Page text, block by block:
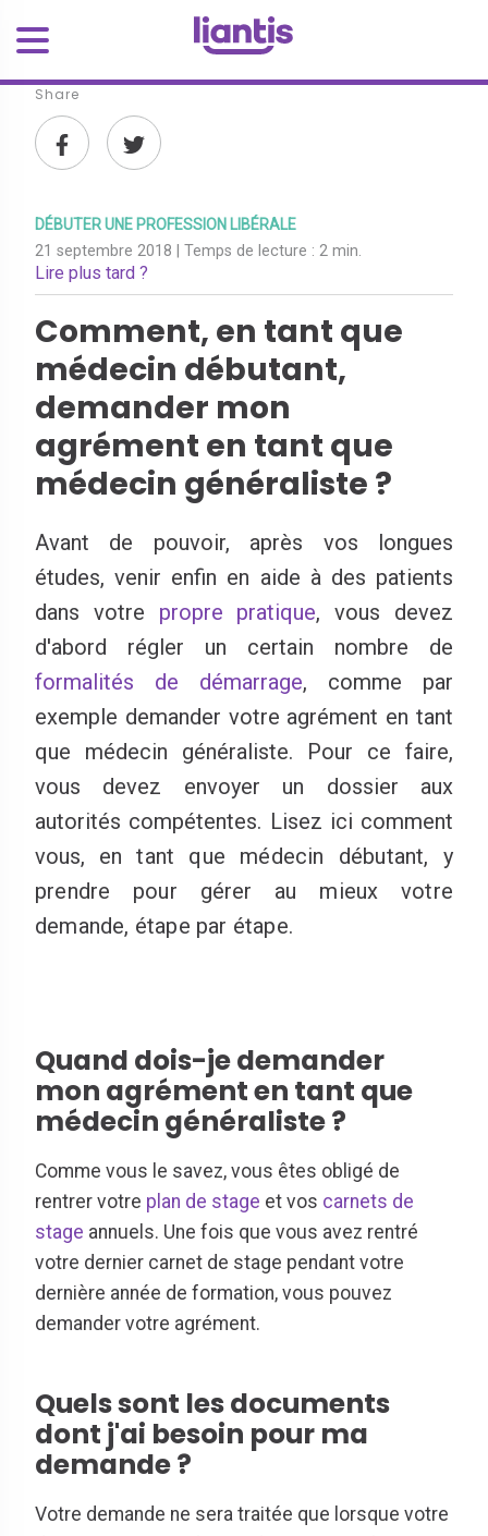
Share
DÉBUTER UNE PROFESSION LIBÉRALE
21 septembre 2018 | Temps de lecture : 2 min.
Lire plus tard ?
Comment, en tant que
médecin débutant,
demander mon
agrément en tant que
médecin généraliste ?
Avant de pouvoir, après vos longues
études, venir enfin en aide à des patients
dans votre propre pratique, vous devez
d'abord régler un certain nombre de
formalités de démarrage, comme par
exemple demander votre agrément en tant
que médecin généraliste. Pour ce faire,
vous devez envoyer un dossier aux
autorités compétentes. Lisez ici comment
vous, en tant que médecin débutant, y
prendre pour gérer au mieux votre
demande, étape par étape.
Quand dois-je demander
mon agrément en tant que
médecin généraliste ?
Comme vous le savez, vous êtes obligé de
rentrer votre plan de stage et vos carnets de
stage annuels. Une fois que vous avez rentré
votre dernier carnet de stage pendant votre
dernière année de formation, vous pouvez
demander votre agrément.
Quels sont les documents
dont j'ai besoin pour ma
demande ?
Votre demande ne sera traitée que lorsque votre